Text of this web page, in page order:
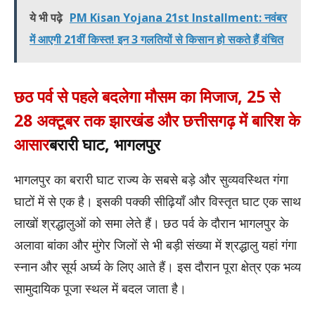
ये भी पढ़े PM Kisan Yojana 21st Installment: नवंबर
में आएगी 21वीं किस्त! इन 3 गलतियों से किसान हो सकते हैं वंचित
छठ पर्व से पहले बदलेगा मौसम का मिजाज, 25 से
28 अक्टूबर तक झारखंड और छत्तीसगढ़ में बारिश के
आसारबरारी घाट, भागलपुर
भागलपुर का बरारी घाट राज्य के सबसे बड़े और सुव्यवस्थित गंगा
घाटों में से एक है। इसकी पक्की सीढ़ियाँ और विस्तृत घाट एक साथ
लाखों श्रद्धालुओं को समा लेते हैं। छठ पर्व के दौरान भागलपुर के
अलावा बांका और मुंगेर जिलों से भी बड़ी संख्या में श्रद्धालु यहां गंगा
स्नान और सूर्य अर्घ्य के लिए आते हैं। इस दौरान पूरा क्षेत्र एक भव्य
सामुदायिक पूजा स्थल में बदल जाता है।